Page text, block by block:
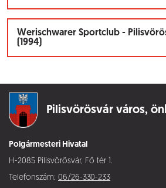
Werischwarer Sportclub -
(1994)
Pilisvörösvár város,
Polgármesteri Hivatal
H-2085 Pilisvörösvár, Fő tér 1.
Telefonszám: 06/26-330-233